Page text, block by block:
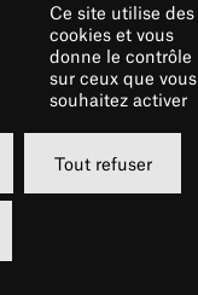
Ce site utilise des
cookies et vous
donne le contrôle
sur ceux que vous
souhaitez activer
Tout refuser